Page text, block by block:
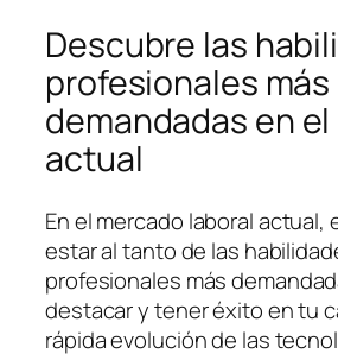
Descubre las
profesionales más
demandadas en
actual
En el mercado laboral actual,
estar al tanto de las
profesionales más
destacar y tener éxito en tu
rápida evolución de las